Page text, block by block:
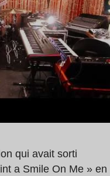
qui avait sorti
a Smile On Me » en